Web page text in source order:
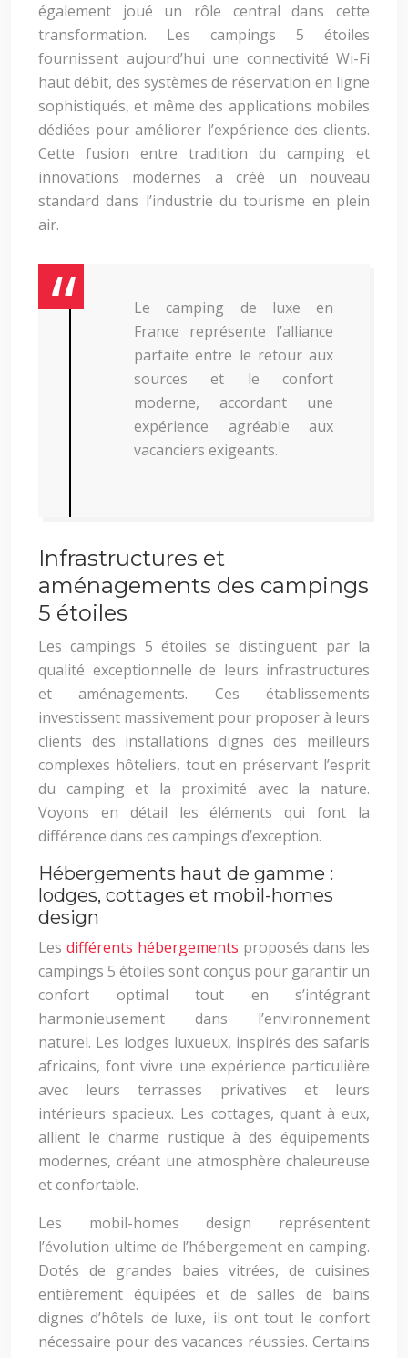
également joué un rôle central dans cette
transformation. Les campings 5 étoiles
fournissent aujourd’hui une connectivité Wi-Fi
haut débit, des systèmes de réservation en ligne
sophistiqués, et même des applications mobiles
dédiées pour améliorer l’expérience des clients.
Cette fusion entre tradition du camping et
innovations modernes a créé un nouveau
standard dans l’industrie du tourisme en plein
air.
Le camping de luxe en
France représente l’alliance
parfaite entre le retour aux
sources et le confort
moderne, accordant une
expérience agréable aux
vacanciers exigeants.
Infrastructures et
aménagements des campings
5 étoiles
Les campings 5 étoiles se distinguent par la
qualité exceptionnelle de leurs infrastructures
et aménagements. Ces établissements
investissent massivement pour proposer à leurs
clients des installations dignes des meilleurs
complexes hôteliers, tout en préservant l’esprit
du camping et la proximité avec la nature.
Voyons en détail les éléments qui font la
différence dans ces campings d’exception.
Hébergements haut de gamme :
lodges, cottages et mobil-homes
design
Les différents hébergements proposés dans les
campings 5 étoiles sont conçus pour garantir un
confort optimal tout en s’intégrant
harmonieusement dans l’environnement
naturel. Les lodges luxueux, inspirés des safaris
africains, font vivre une expérience particulière
avec leurs terrasses privatives et leurs
intérieurs spacieux. Les cottages, quant à eux,
allient le charme rustique à des équipements
modernes, créant une atmosphère chaleureuse
et confortable.
Les mobil-homes design représentent
l’évolution ultime de l’hébergement en camping.
Dotés de grandes baies vitrées, de cuisines
entièrement équipées et de salles de bains
dignes d’hôtels de luxe, ils ont tout le confort
nécessaire pour des vacances réussies. Certains